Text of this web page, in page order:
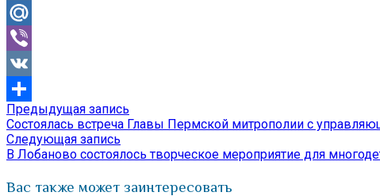
Odnoklassniki
Mail.Ru
Viber
VK
Отправить
Навигация
по
записям
Предыдущая запись
запись:
Состоялась встреча Главы Пермской митрополии с
Следующая запись
запись:
В Лобаново состоялось творческое мероприятие для
Вас также может заинтересовать